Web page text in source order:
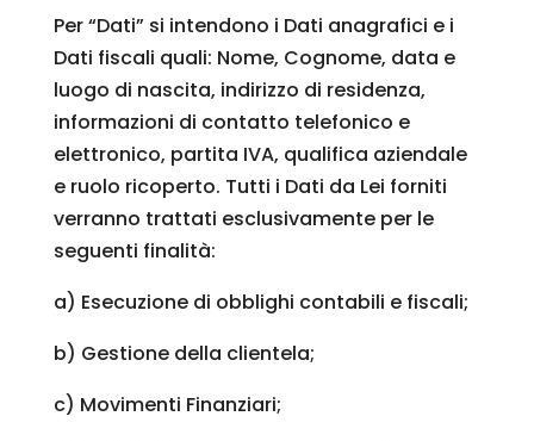
Per “Dati” si intendono i Dati anagrafici e i
Dati fiscali quali: Nome, Cognome, data e
luogo di nascita, indirizzo di residenza,
informazioni di contatto telefonico e
elettronico, partita IVA, qualifica aziendale
e ruolo ricoperto. Tutti i Dati da Lei forniti
verranno trattati esclusivamente per le
seguenti finalità:
a) Esecuzione di obblighi contabili e fiscali;
b) Gestione della clientela;
c) Movimenti Finanziari;